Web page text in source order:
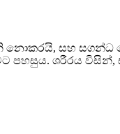
සහ සගන්ධ
පහසුය. ශරීරය